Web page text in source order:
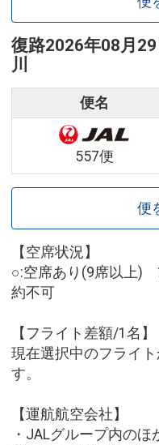
復路2026年08月29
川
便名
557便
便
【空席状況】
○:空席あり(9席以上)
約不可
【フライト差額/1名】
現在選択中のフライ
す。
【運航航空会社】
・JALグループ内の